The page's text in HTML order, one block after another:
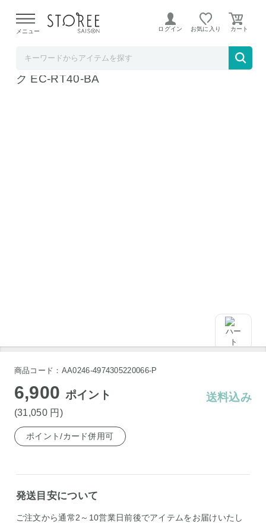
よる配送遅延が発生しております。
メニュー ログイン お気に入り
象印 コーヒーメーカー 珈琲通 全自動 ブラッ
ク EC-RT40-BA
商品コード：AA0246-4974305220066-P
6,900 ポイント
(31,050 円 )
送料込み
ポイント/カード併用可
発送目安について
ご注文から通常2～10営業日前後でアイテムをお届けいたし